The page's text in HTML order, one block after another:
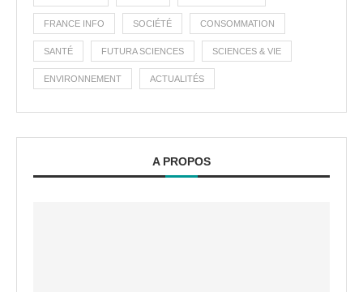
FRANCE INFO SOCIÉTÉ CONSOMMATION
SANTÉ FUTURA SCIENCES SCIENCES & VIE
ENVIRONNEMENT ACTUALITÉS
A PROPOS